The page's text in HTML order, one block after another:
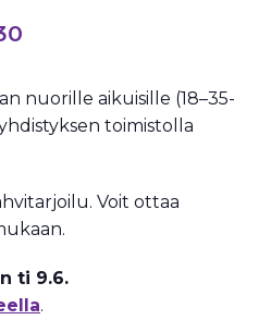
nuorille aikuisille (18–35-
yhdistyksen toimistolla
Voit ottaa
ti 9.6.
.